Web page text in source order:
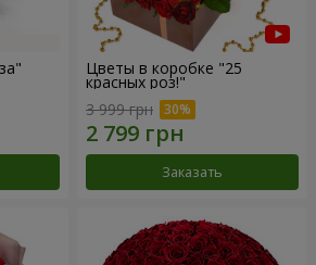
Цветы в коробке "25
красных роз!"
3 999 грн
Заказать